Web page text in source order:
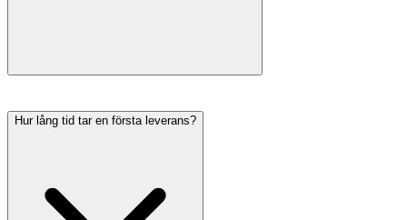
Hur lång tid tar en första leverans?